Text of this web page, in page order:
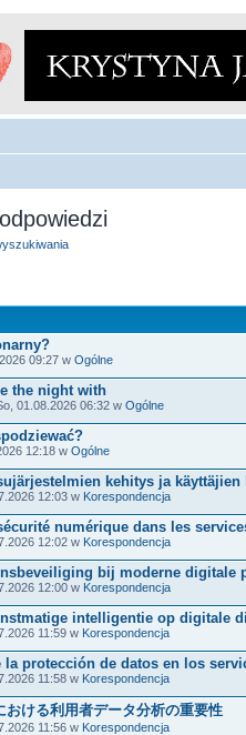
09:27 w Ogólne
the night with
01.08.2026 06:32 w Ogólne
12:18 w Ogólne
kehitys ja käyttäjien
12:03 w Korespondencja
numérique dans les
12:02 w Korespondencja
bij moderne digitale
12:00 w Korespondencja
intelligentie op digitale
11:59 w Korespondencja
la protección de datos en los
11:58 w Korespondencja
おける利用者データ分析の重要性
11:56 w Korespondencja